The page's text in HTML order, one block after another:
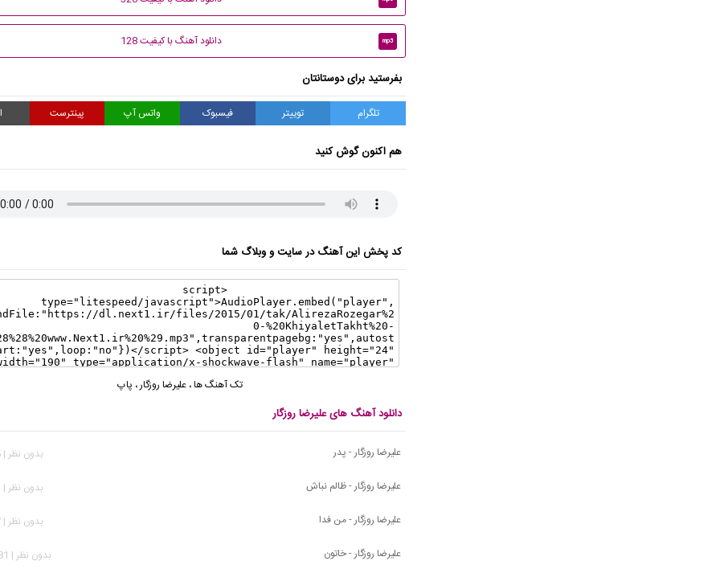
mp3 دانلود آهنگ با کیفیت 128
بفرستید برای دوستانتان
تلگرام توییتر فیسبوک واتس آپ پینترست
هم اکنون گوش کنید
کد پخش این آهنگ در سایت و وبلاگ شما
تک آهنگ ها، علیرضا روزگار، پاپ
دانلود آهنگ های علیرضا روزگار
علیرضا روزگار - پدر
بدون نظر | 425 بازدید
علیرضا روزگار - ظالم نباش
بدون نظر | 591 بازدید
علیرضا روزگار - من فدا
بدون نظر | 977 بازدید
علیرضا روزگار - خاتون
بدون نظر | 1,981 بازدید